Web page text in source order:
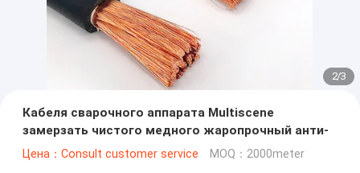
2/3
Кабеля сварочного аппарата Multiscene
замерзать чистого медного жаропрочный анти-
Цена：Consult customer service MOQ：2000meter